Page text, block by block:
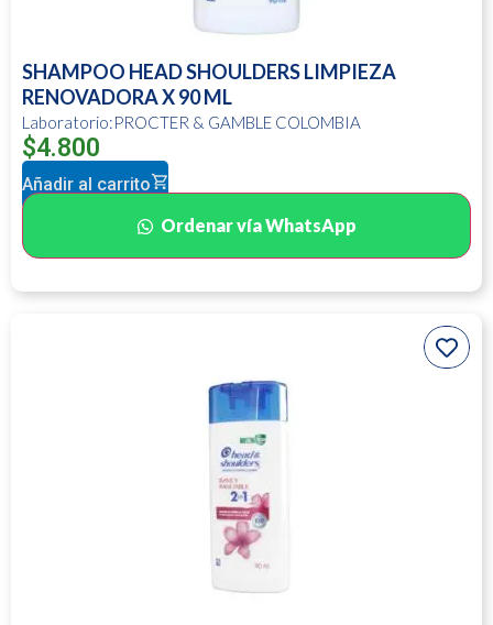
SHAMPOO HEAD SHOULDERS LIMPIEZA
RENOVADORA X 90 ML
Laboratorio:PROCTER & GAMBLE COLOMBIA
$4.800
Añadir al carrito
Ordenar vía WhatsApp